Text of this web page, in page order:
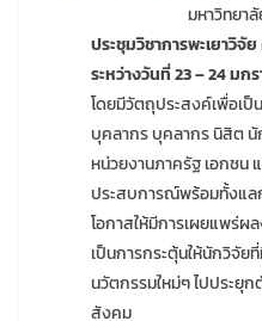
มหาวิทยาลัยพะเ
ประชุมวิชาการพะเยาวิจั
ระหว่างวันที่ 23 – 24 มก
โดยมีวัตถุประสงค์เพื่อเ
บุคลากร บุคลากร นิสิต
หน่วยงานภาครัฐ เอกชน
ประสบการณ์พร้อมทั้งแล
โอกาสให้มีการเผยแพร่ผ
เป็นการกระตุ้นให้นักวิจั
นวัตกรรมใหม่ๆ ไปประยุก
สังคม